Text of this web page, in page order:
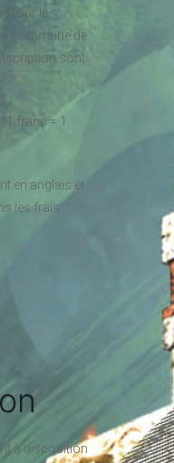
sur le
commune de
sont
franc = 1
en anglais et
les frais
à disposition